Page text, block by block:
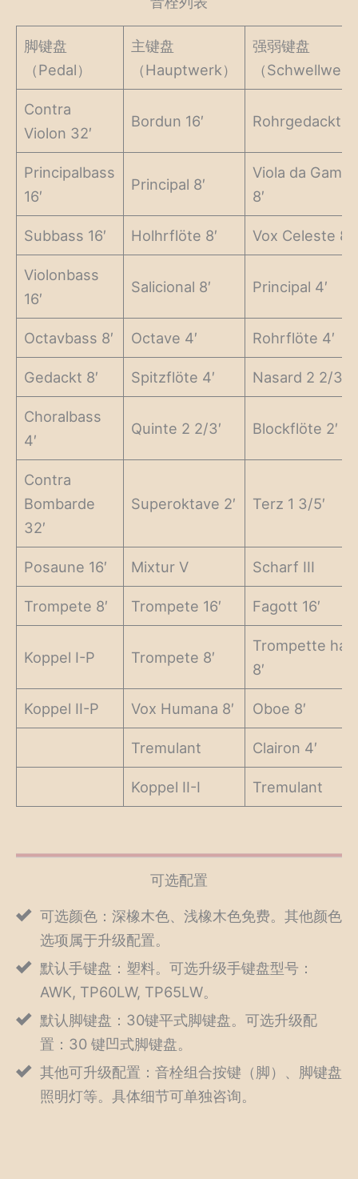
脚键盘
（Pedal）
主键盘
（Hauptwerk）
强弱键盘
（
Contra
Violon 32′
Bordun 16′ Rohrgedackt 8′
Principalbass
16′
Principal 8′
Viola da
8′
Subbass 16′ Holhrflöte 8′ Vox Celeste 8′
Violonbass
16′
Salicional 8′ Principal 4′
Octavbass 8′ Octave 4′ Rohrflöte 4′
Gedackt 8′ Spitzflöte 4′ Nasard 2 2/3′
Choralbass
4′
Quinte 2 2/3′ Blockflöte 2′
Contra
Bombarde
32′
Superoktave 2′ Terz 1 3/5′
Posaune 16′ Mixtur V Scharf III
Trompete 8′ Trompete 16′ Fagott 16′
Koppel I-P Trompete 8′
Trompette
8′
Koppel II-P Vox Humana 8′ Oboe 8′
Tremulant Clairon 4′
Koppel II-I Tremulant
可选配置
可选颜色：深橡木色、浅橡木色免费。其他颜色
选项属于升级配置。
默认手键盘：塑料。可选升级手键盘型号：
AWK, TP60LW, TP65LW。
默认脚键盘：30键平式脚键盘。可选升级配
置：30 键凹式脚键盘。
其他可升级配置：音栓组合按键（脚）、脚键盘
照明灯等。具体细节可单独咨询。